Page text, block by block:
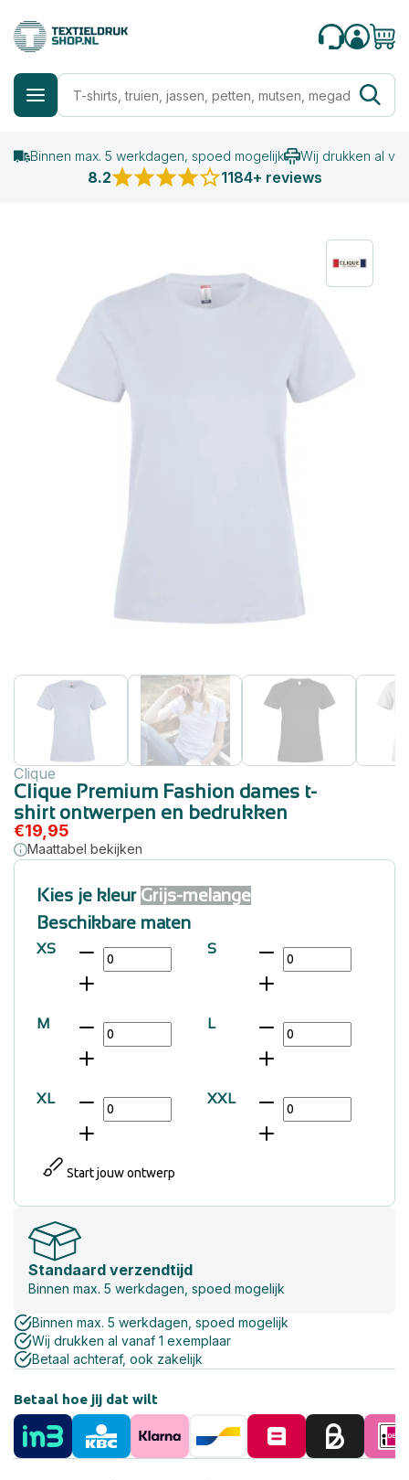
Binnen max. 5 werkdagen, spoed mogelijk Wij drukken al
8.2 1184+ reviews
Clique
Clique Premium Fashion dames t-
shirt ontwerpen en bedrukken
€19,95
Maattabel bekijken
Kies je kleur Grijs-melange
Beschikbare maten
XS S
M L
XL XXL
Start jouw ontwerp
Standaard verzendtijd
Binnen max. 5 werkdagen, spoed mogelijk
Binnen max. 5 werkdagen, spoed mogelijk
Wij drukken al vanaf 1 exemplaar
Betaal achteraf, ook zakelijk
Betaal hoe jij dat wilt